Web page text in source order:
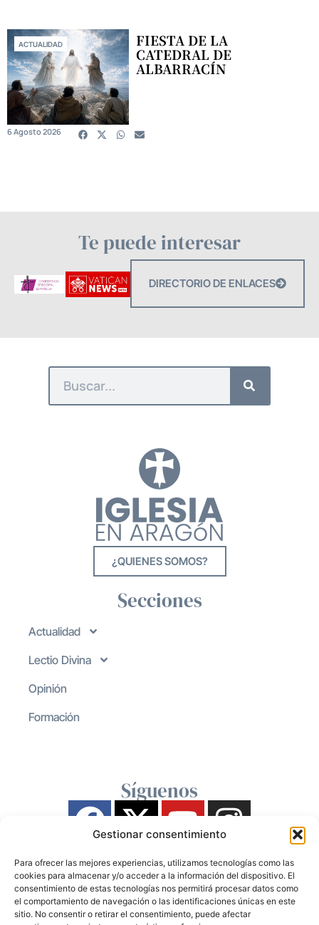
Gestionar consentimiento
Para ofrecer las mejores experiencias, utilizamos tecnologías como las
cookies para almacenar y/o acceder a la información del dispositivo. El
consentimiento de estas tecnologías nos permitirá procesar datos como
el comportamiento de navegación o las identificaciones únicas en este
sitio. No consentir o retirar el consentimiento, puede afectar
ACTUALIDAD FIESTA DE LA
CATEDRAL DE
ALBARRACÍN
6 Agosto 2026
Te puede interesar
DIRECTORIO DE ENLACES
¿QUIENES SOMOS?
Secciones
Actualidad
Lectio Divina
Opinión
Formación
Síguenos